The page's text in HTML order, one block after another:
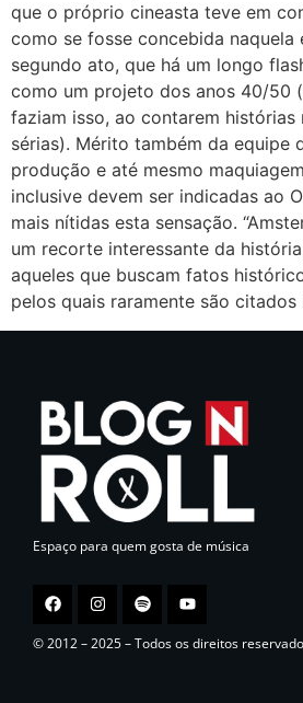
que o próprio cineasta teve em
como se fosse concebida naquela
segundo ato, que há um longo
como um projeto dos anos 40/50
faziam isso, ao contarem histórias
sérias). Mérito também da equipe
produção e até mesmo
inclusive devem ser indicadas ao
mais nítidas esta sensação.
um recorte interessante da
aqueles que buscam fatos
pelos quais raramente são citados
Espaço para quem gosta de música
© 2012 – 2025 – Todos os direitos